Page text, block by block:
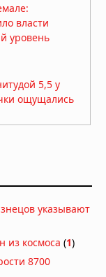
власти
уровень
5,5 у
ощущались
магнитуда
и
указывают
из космоса (1)
8700